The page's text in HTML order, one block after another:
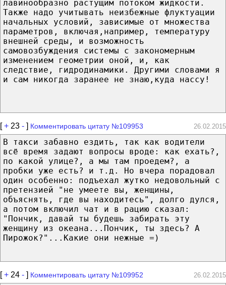
лавинообразно растущим потоком жидкости.
Также надо учитывать неизбежные флуктуации
начальных условий, зависимые от множества
параметров, включая,например, температуру
внешней среды, и возможность
самовозбуждения системы с закономерным
изменением геометрии оной, и, как
следствие, гидродинамики. Другими словами я
и сам никогда заранее не знаю,куда нассу!
[+ 23 - ] Комментировать цитату №109953 26.02.2015
В такси забавно ездить, так как водители
всё время задают вопросы вроде: как ехать?,
по какой улице?, а мы там проедем?, а
пробки уже есть? и т.д. Но вчера порадовал
один особенно: подъехал жутко недовольный с
претензией "не умеете вы, женщины,
объяснять, где вы находитесь", долго дулся,
а потом включил чат и в рацию сказал:
"Пончик, давай ты будешь забирать эту
женщину из океана...Пончик, ты здесь? А
Пирожок?"...Какие они нежные =)
[+ 24 - ] Комментировать цитату №109952 26.02.2015